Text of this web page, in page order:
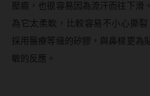
壓痕，也很容易因為流汗而往下滑
為它太柔軟，比較容易不小心撕
採用醫療等級的矽膠，與鼻樑更為
敏的反應。